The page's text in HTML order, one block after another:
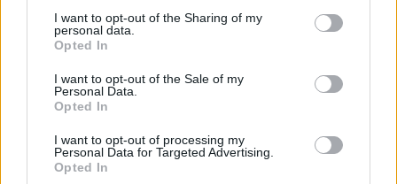
not limited to your visit or usage behaviour. You may click to
grant or deny consent to Google and its third-party tags to
use your data for below specified purposes in below Google
consent section.
I want to opt-out of the Sharing of my
personal data.
Opted In
I want to opt-out of the Sale of my
Personal Data.
Opted In
I want to opt-out of processing my
Personal Data for Targeted Advertising.
Opted In
Hahn János: – Mindenki jól van hála Istennek, ez egy
felejthetetlen nap a számomra. Teljesen szürreális
volt az egész napom, korán reggel jött a telefon,
hogy érkezik a baba, elkéredzkedtem a kapitánytól
és elindultam Telkiből
– nyilatkozta a paksi támadó
az M4-nek. –
Tudtam, hogy a keretben vagyok, így nálam volt
minden, ami szükséges a mérkőzésre, de csak